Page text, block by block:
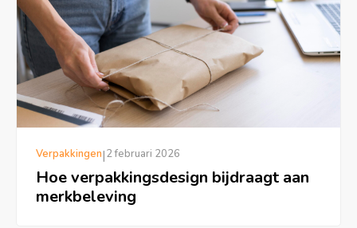
Verpakkingen|2 februari 2026
Hoe verpakkingsdesign bijdraagt aan
merkbeleving